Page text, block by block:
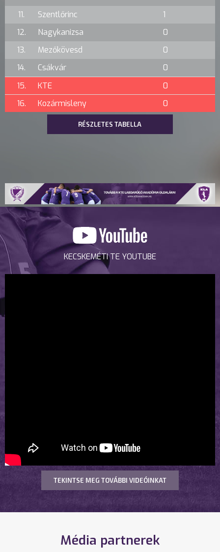
11.
Szentlőrinc
1
12.
Nagykanizsa
0
13.
Mezőkövesd
0
14.
Csákvár
0
15.
KTE
0
16.
Kozármisleny 0
RÉSZLETES TABELLA
KECSKEMÉTI TE YOUTUBE
TEKINTSE MEG TOVÁBBI VIDEÓINKAT
Média partnerek